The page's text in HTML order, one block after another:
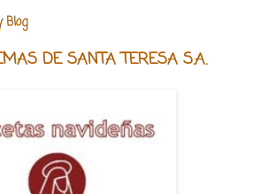
Blog
DE SANTA TERESA S.A.